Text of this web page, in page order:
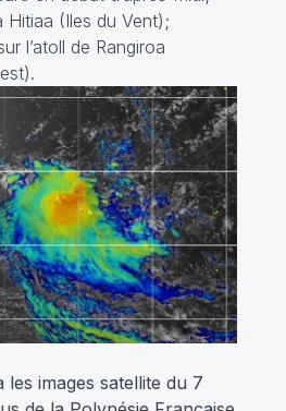
Hitiaa (Iles du Vent);
l’atoll de Rangiroa
les images satellite du 7